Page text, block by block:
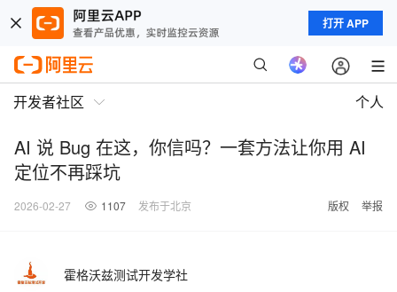
打开 APP
开发者社区 个人
AI 说 Bug 在这，你信吗？一套方法让你用 AI
定位不再踩坑
2026-02-27 1107 发布于北京 版权 举报
霍格沃兹测试开发学社